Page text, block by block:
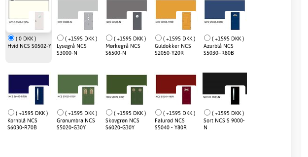
( 0 DKK )
Hvid NCS S0502-Y
( +1595 DKK )
Lysegrå NCS
S3000-N
( +1595 DKK )
Mørkegrå NCS
S6500-N
( +1595 DKK )
Guldokker NCS
S2050-Y20R
( +1595 DKK )
Azurblå NCS
S5030–R80B
( +1595 DKK )
Kornblå NCS
S6030-R70B
( +1595 DKK )
Grønumbra NCS
S5020-G30Y
( +1595 DKK )
Skovgrøn NCS
S6020-G30Y
( +1595 DKK )
Falurød NCS
S5040 - Y80R
( +1595 DKK )
Sort NCS S 9000-
N